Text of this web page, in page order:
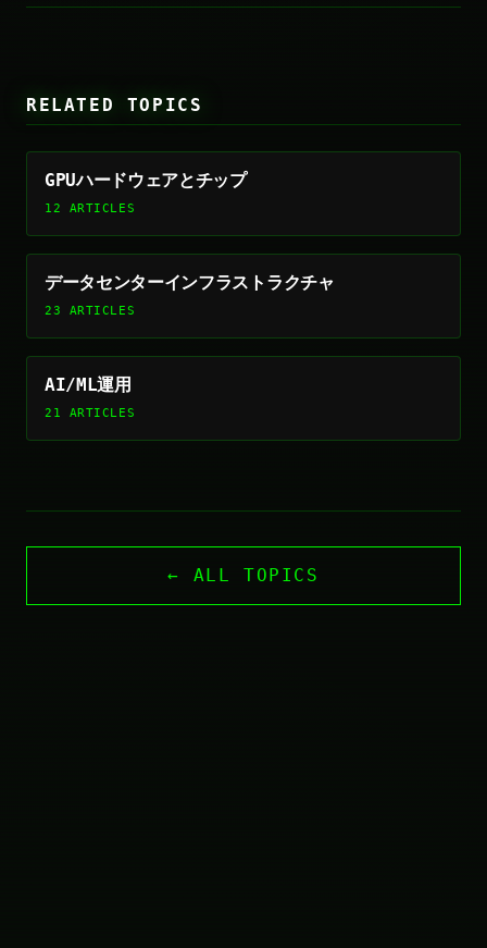
RELATED TOPICS
GPUハードウェアとチップ
12 ARTICLES
データセンターインフラストラクチャ
23 ARTICLES
AI/ML運用
21 ARTICLES
← ALL TOPICS